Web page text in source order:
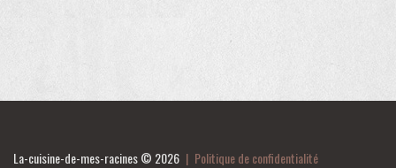
La-cuisine-de-mes-racines© 2026 | Politique de confidentialité